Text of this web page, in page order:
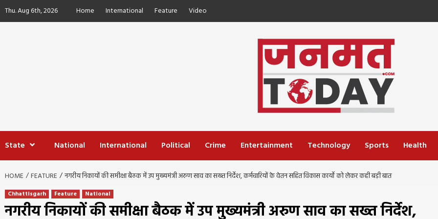
Skip
toThu. Aug 6th, 2026 Home International Feature Video
State National International Political Crime Entertainment Technology Sports Health
HOME FEATURE नगरीय निकायों की समीक्षा बैठक में उप मुख्यमंत्री अरुण साव का सख्त निर्देश, कर्मचारियों के वेतन सहित विकास कार्यो को लेकर कही बड़ी बात
Chhattisgarh Feature National
नगरीय निकायों की समीक्षा बैठक में उप मुख्यमंत्री अरुण साव का सख्त निर्देश,